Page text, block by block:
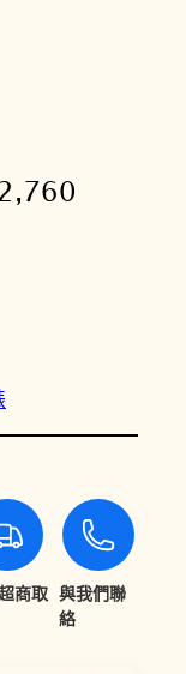
T
1
2
,
商取 與我們聯
絡